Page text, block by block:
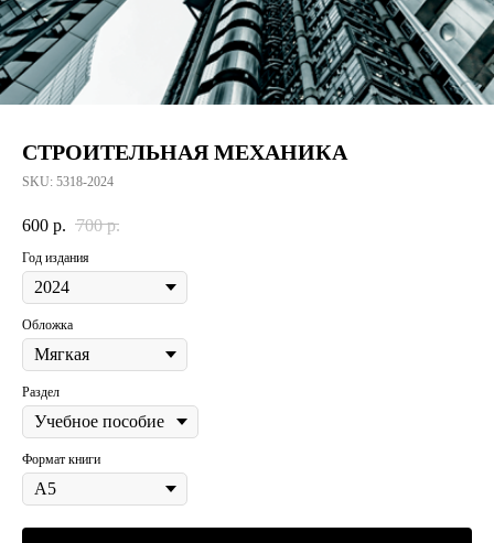
СТРОИТЕЛЬНАЯ МЕХАНИКА
SKU: 5318-2024
600 р. 700 р.
Год издания
Обложка
Раздел
Формат книги